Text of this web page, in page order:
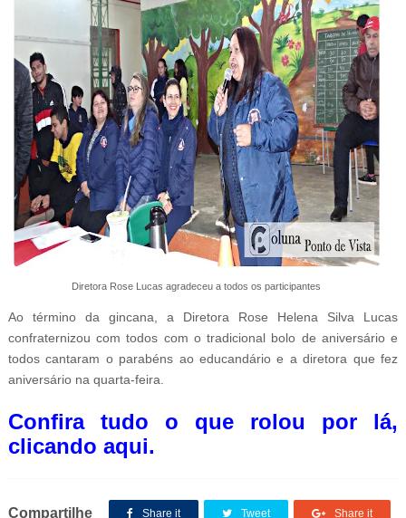
Diretora Rose Lucas agradeceu a todos os participantes
Ao término da gincana, a Diretora Rose Helena Silva Lucas
confraternizou com todos com o tradicional bolo de aniversário e
todos cantaram o parabéns ao educandário e a diretora que fez
aniversário na quarta-feira.
Confira tudo o que rolou por lá,
clicando aqui.
Compartilhe Share it Tweet Share it